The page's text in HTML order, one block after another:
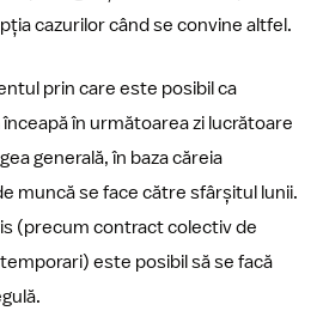
cazurilor când se convine altfel.
prin care este posibil ca
în următoarea zi lucrătoare
generală, în baza căreia
muncă se face către sfârșitul lunii.
(precum contract colectiv de
este posibil să se facă